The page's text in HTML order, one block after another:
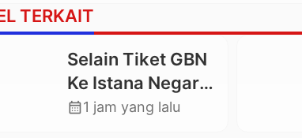
TERKAIT
Selain Tiket GBN
Ke Istana Negara,
Mahasiswa UKI
calendar_month1 jam yang lalu